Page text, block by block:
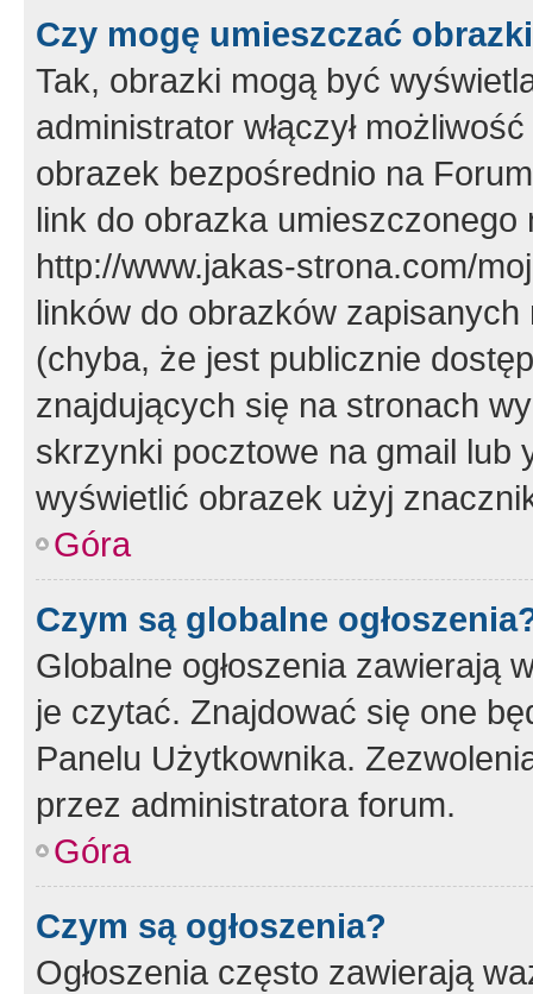
Czy mogę umieszczać
Tak, obrazki mogą być
administrator włączył
obrazek bezpośrednio na
link do obrazka
http://www.jakas-strona.com/
linków do obrazków
(chyba, że jest publicznie
znajdujących się na stronach
skrzynki pocztowe na gmail lub
wyświetlić obrazek użyj
Góra
Czym są globalne
Globalne ogłoszenia zawierają
je czytać. Znajdować się one
Panelu Użytkownika.
przez administratora forum.
Góra
Czym są ogłoszenia?
Ogłoszenia często zawierają